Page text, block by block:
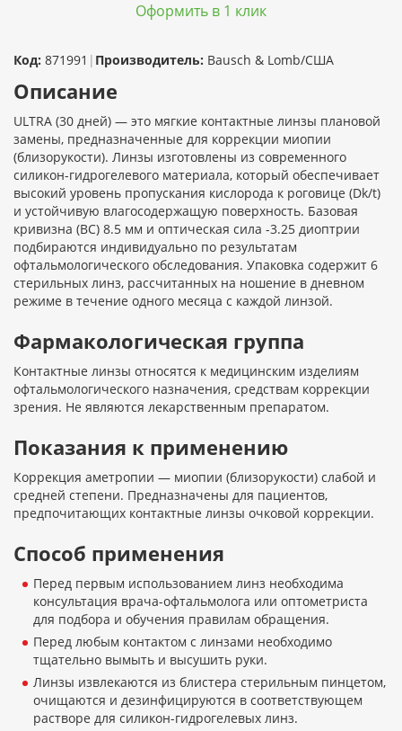
Оформить в 1 клик
Код: 871991 | Производитель: Bausch & Lomb/США
Описание
ULTRA (30 дней) — это мягкие контактные линзы плановой
замены, предназначенные для коррекции миопии
(близорукости). Линзы изготовлены из современного
силикон-гидрогелевого материала, который обеспечивает
высокий уровень пропускания кислорода к роговице (Dk/t)
и устойчивую влагосодержащую поверхность. Базовая
кривизна (BC) 8.5 мм и оптическая сила -3.25 диоптрии
подбираются индивидуально по результатам
офтальмологического обследования. Упаковка содержит 6
стерильных линз, рассчитанных на ношение в дневном
режиме в течение одного месяца с каждой линзой.
Фармакологическая группа
Контактные линзы относятся к медицинским изделиям
офтальмологического назначения, средствам коррекции
зрения. Не являются лекарственным препаратом.
Показания к применению
Коррекция аметропии — миопии (близорукости) слабой и
средней степени. Предназначены для пациентов,
предпочитающих контактные линзы очковой коррекции.
Способ применения
Перед первым использованием линз необходима
консультация врача-офтальмолога или оптометриста
для подбора и обучения правилам обращения.
Перед любым контактом с линзами необходимо
тщательно вымыть и высушить руки.
Линзы извлекаются из блистера стерильным пинцетом,
очищаются и дезинфицируются в соответствующем
растворе для силикон-гидрогелевых линз.